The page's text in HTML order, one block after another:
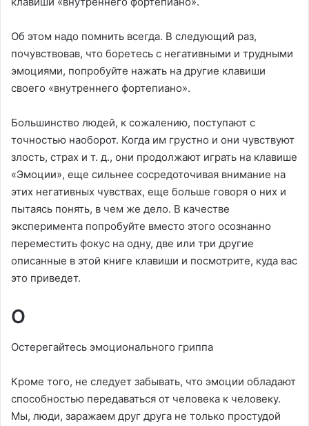
Об этом надо помнить всегда. В следующий раз,
почувствовав, что боретесь с негативными и трудными
эмоциями, попробуйте нажать на другие клавиши
своего «внутреннего фортепиано».
Большинство людей, к сожалению, поступают с
точностью наоборот. Когда им грустно и они чувствуют
злость, страх и т. д., они продолжают играть на клавише
«Эмоции», еще сильнее сосредоточивая внимание на
этих негативных чувствах, еще больше говоря о них и
пытаясь понять, в чем же дело. В качестве
эксперимента попробуйте вместо этого осознанно
переместить фокус на одну, две или три другие
описанные в этой книге клавиши и посмотрите, куда вас
это приведет.
О
Остерегайтесь эмоционального гриппа
Кроме того, не следует забывать, что эмоции обладают
способностью передаваться от человека к человеку.
Мы, люди, заражаем друг друга не только простудой